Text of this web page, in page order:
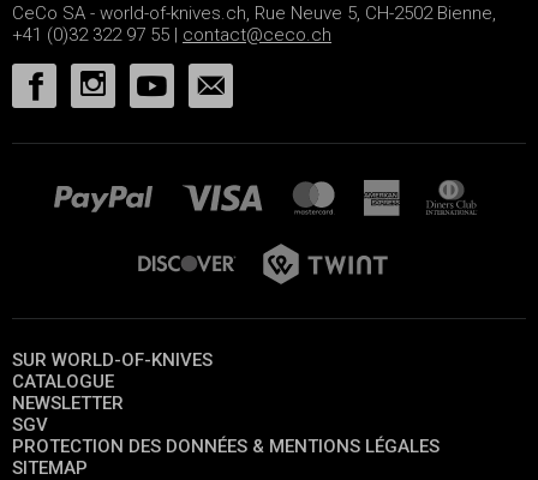
CeCo SA - world-of-knives.ch, Rue Neuve 5, CH-2502 Bienne,
+41 (0)32 322 97 55 | contact@ceco.ch
SUR WORLD-OF-KNIVES
CATALOGUE
NEWSLETTER
SGV
PROTECTION DES DONNÉES & MENTIONS LÉGALES
SITEMAP